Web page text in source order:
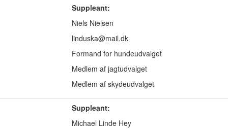
Suppleant:
Niels Nielsen
linduska@mail.dk
Formand for hundeudvalget
Medlem af jagtudvalget
Medlem af skydeudvalget
Suppleant:
Michael Linde Hey